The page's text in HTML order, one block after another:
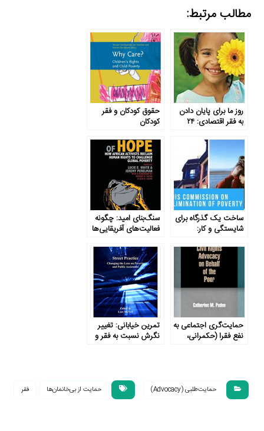
مطالب مرتبط:
روز ما برای پایان دادن
به فقر اقتصادی: ۲۴
تغییرات
حقوق کودکان و فقر
کودکان
ساخت یک گذرگاه برای
شایستگی و کار:
فقر
سنگ‌بنای امید: چگونه
فعالیت‌های آفریقایی‌ها
می‌کند تا فقر جهانی را
به چالش بکشد
حمایت‌گری اجتماعی به
نفع فقرا (حکمرانی،
تمرین خیابانی: تغییر
نگرش نسبت به فقر و
حمایت‌طلبی (Advocacy) حمایت از بی‌خانمان‌ها فقر